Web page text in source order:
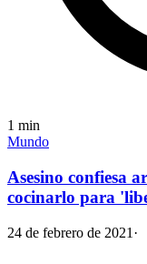
1 min
Mundo
Asesino confiesa
cocinarlo para
24 de febrero de 2021 ·